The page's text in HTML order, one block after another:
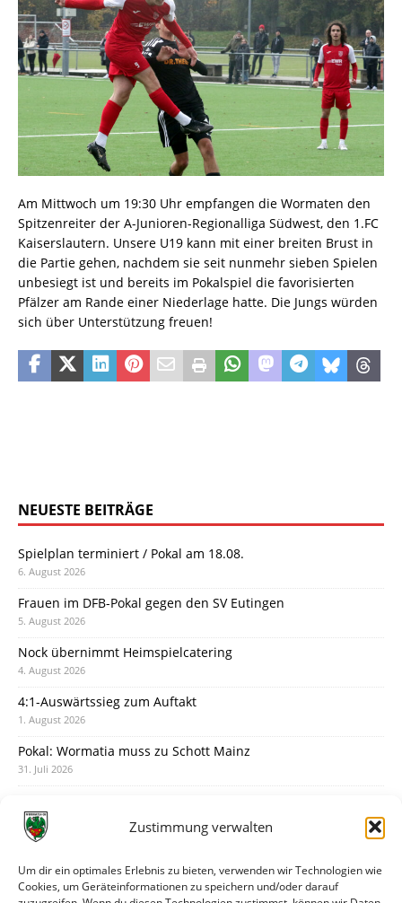
Zustimmung verwalten
Um dir ein optimales Erlebnis zu bieten, verwenden wir Technologien wie
Cookies, um Geräteinformationen zu speichern und/oder darauf
Am Mittwoch um 19:30 Uhr empfangen die Wormaten den
Spitzenreiter der A-Junioren-Regionalliga Südwest, den 1.FC
Kaiserslautern. Unsere U19 kann mit einer breiten Brust in
die Partie gehen, nachdem sie seit nunmehr sieben Spielen
unbesiegt ist und bereits im Pokalspiel die favorisierten
Pfälzer am Rande einer Niederlage hatte. Die Jungs würden
sich über Unterstützung freuen!
NEUESTE BEITRÄGE
Spielplan terminiert / Pokal am 18.08.
6. August 2026
Frauen im DFB-Pokal gegen den SV Eutingen
5. August 2026
Nock übernimmt Heimspielcatering
4. August 2026
4:1-Auswärtssieg zum Auftakt
1. August 2026
Pokal: Wormatia muss zu Schott Mainz
31. Juli 2026
30. Juli 2026
28. Juli 2026
Neuer Rückensponsor